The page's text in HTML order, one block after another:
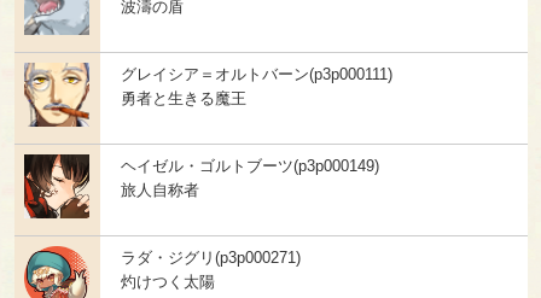
波濤の盾
グレイシア＝オルトバーン(p3p000111)
勇者と生きる魔王
ヘイゼル・ゴルトブーツ(p3p000149)
旅人自称者
ラダ・ジグリ(p3p000271)
灼けつく太陽